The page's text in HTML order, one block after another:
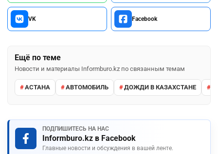
VK Facebook
Ещё по теме
Новости и материалы Informburo.kz по связанным темам
АСТАНА АВТОМОБИЛЬ ДОЖДИ В КАЗАХСТАНЕ
ПОДПИШИТЕСЬ НА НАС
Informburo.kz в Facebook
Главные новости и обсуждения в вашей ленте.